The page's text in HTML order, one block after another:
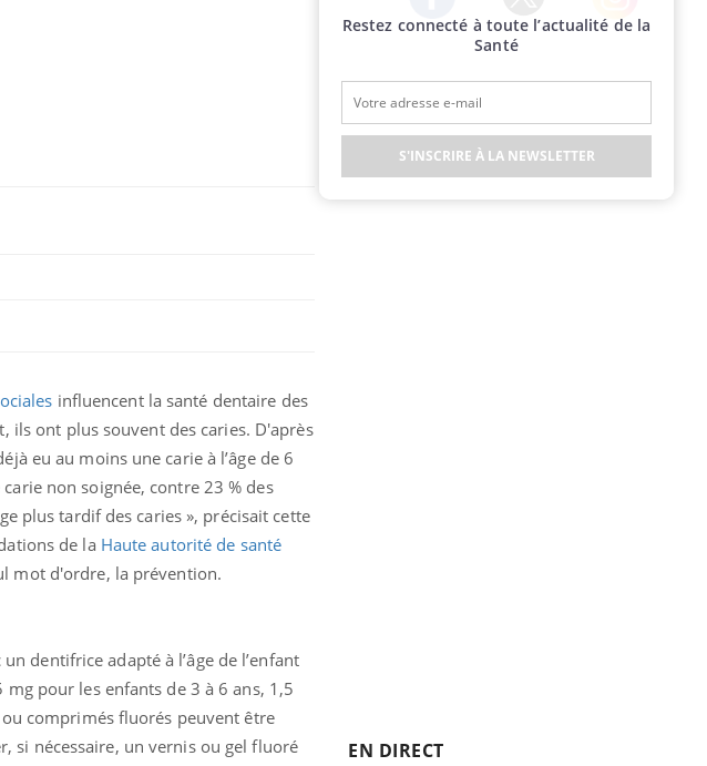
influencent la santé dentaire des
ils ont plus souvent des caries. D'après
eu au moins une carie à l’âge de 6
non soignée, contre 23 % des
plus tardif des caries », précisait cette
de la Haute autorité de santé
mot d'ordre, la prévention.
dentifrice adapté à l’âge de l’enfant
pour les enfants de 3 à 6 ans, 1,5
comprimés fluorés peuvent être
si nécessaire, un vernis ou gel fluoré
Facebook Twitter Instagram
EN DIRECT
Restez connecté à toute l’actualité de la
Santé
S'INSCRIRE À LA NEWSLETTER